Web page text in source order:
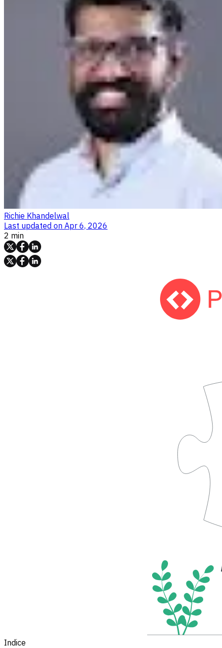
Richie Khandelwal
Last updated on Apr 6, 2026
2 min
Indice